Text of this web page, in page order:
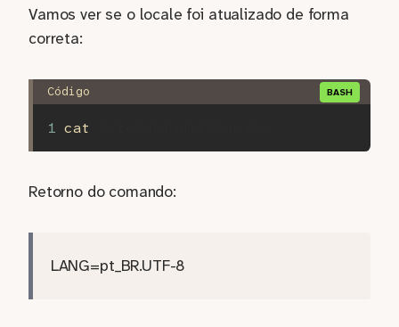
Vamos ver se o locale foi atualizado de forma
correta:
cat
Retorno do comando:
LANG=pt_BR.UTF-8